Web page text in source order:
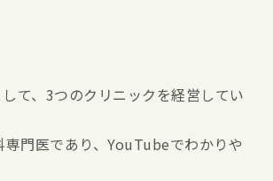
て、3つのクリニックを経営してい
門医であり、YouTubeでわかりや